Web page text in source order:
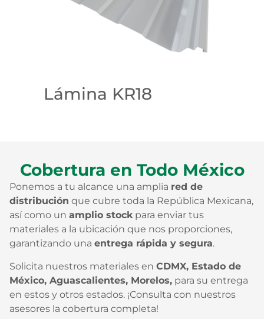
Lámina KR18
Cobertura en Todo México
Ponemos a tu alcance una amplia red de
distribución que cubre toda la República Mexicana,
así como un amplio stockpara enviar tus
materiales a la ubicación que nos proporciones,
garantizando una entrega rápida y segura.
Solicita nuestros materiales en CDMX, Estado de
México, Aguascalientes, Morelos, para su entrega
en estos y otros estados. ¡Consulta con nuestros
asesores la cobertura completa!